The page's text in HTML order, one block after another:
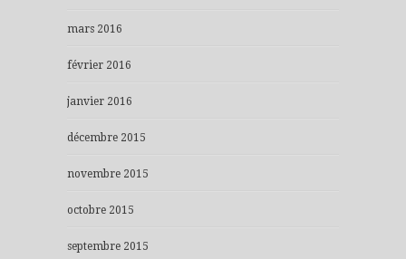
mars 2016
février 2016
janvier 2016
décembre 2015
novembre 2015
octobre 2015
septembre 2015